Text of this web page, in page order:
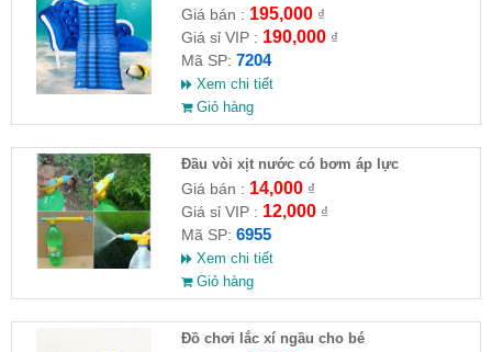
Giá bán : 195,000₫
Giá sỉ VIP : 190,000₫
Mã SP: 7204
Xem chi tiết
Giỏ hàng
Đầu vòi xịt nước có bơm áp lực
Giá bán : 14,000₫
Giá sỉ VIP : 12,000₫
Mã SP: 6955
Xem chi tiết
Giỏ hàng
Đồ chơi lắc xí ngầu cho bé